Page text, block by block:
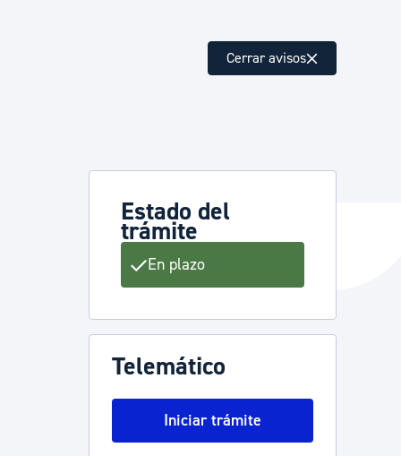
y medioambiente
Cerrar avisos
Estado del
trámite
En plazo
Telemático
Iniciar trámite